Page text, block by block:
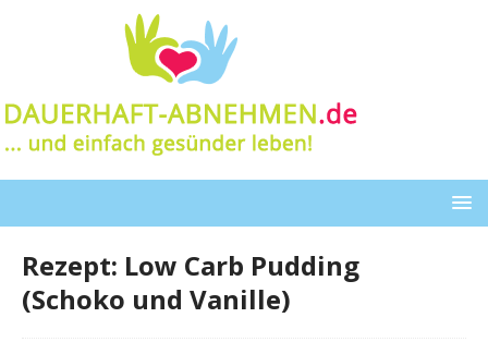
Rezept: Low Carb Pudding
(Schoko und Vanille)